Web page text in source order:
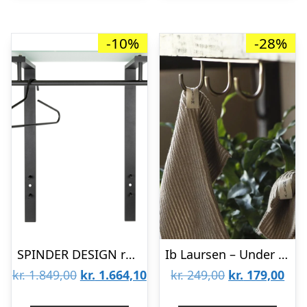
-10%
SPINDER DESIGN rektangulær Dutch knagerække, m. 1 hylde – glas og sort stål
kr.1.849,00 Den
kr. 1.664,10Den
-28%
Ib Laursen – Under hylde knagerække Antik messing
kr.249,00 Den
kr. 179,00Den